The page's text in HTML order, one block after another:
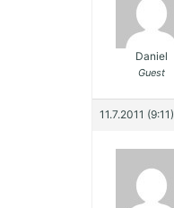
Daniel
Guest
11.7.2011 (9:11)